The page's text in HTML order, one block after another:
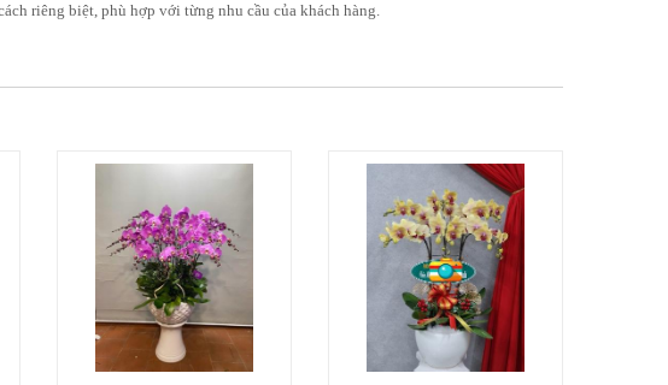
riêng biệt, phù hợp với từng nhu cầu của khách hàng.